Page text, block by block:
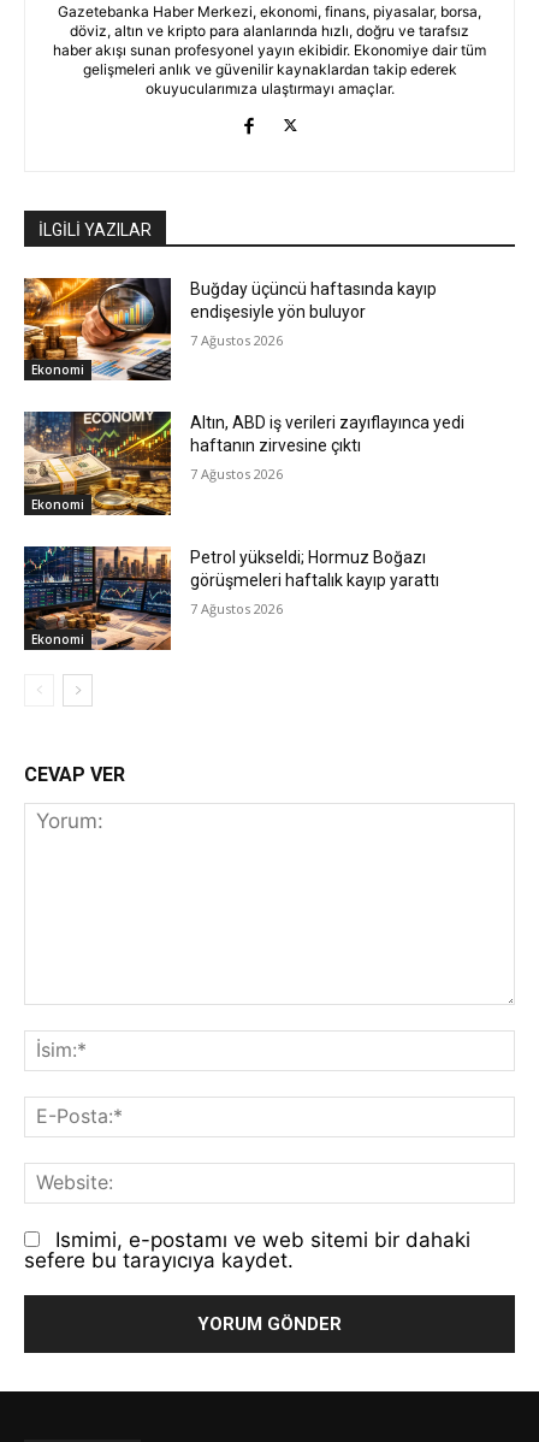
Gazetebanka Haber Merkezi, ekonomi, finans, piyasalar, borsa,
döviz, altın ve kripto para alanlarında hızlı, doğru ve tarafsız
haber akışı sunan profesyonel yayın ekibidir. Ekonomiye dair tüm
gelişmeleri anlık ve güvenilir kaynaklardan takip ederek
okuyucularımıza ulaştırmayı amaçlar.
İLGİLİ YAZILAR
Ekonomi
Buğday üçüncü haftasında kayıp
endişesiyle yön buluyor
7 Ağustos 2026
Ekonomi
Altın, ABD iş verileri zayıflayınca yedi
haftanın zirvesine çıktı
7 Ağustos 2026
Ekonomi
Petrol yükseldi; Hormuz Boğazı
görüşmeleri haftalık kayıp yarattı
7 Ağustos 2026
CEVAP VER
Yorum:
E-
Ismimi, e-postamı ve web sitemi bir dahaki
sefere bu tarayıcıya kaydet.